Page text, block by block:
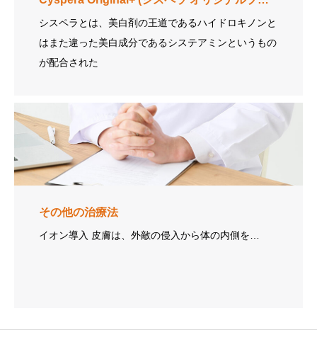
シスペラとは、美白剤の王道であるハイドロキノンと
はまた違った美白成分であるシステアミンというもの
が配合された
その他の治療法
イオン導入 皮膚は、外敵の侵入から体の内側を…